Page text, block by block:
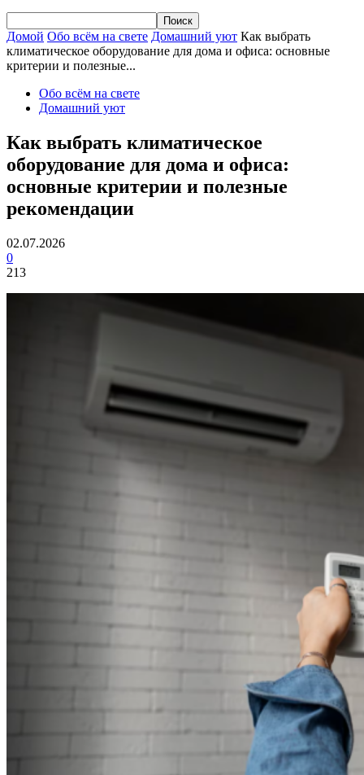
Домой Обо всём на свете Домашний уют Как выбрать
климатическое оборудование для дома и офиса: основные
критерии и полезные...
Обо всём на свете
Домашний уют
Как выбрать климатическое
оборудование для дома и офиса:
основные критерии и полезные
рекомендации
02.07.2026
0
213